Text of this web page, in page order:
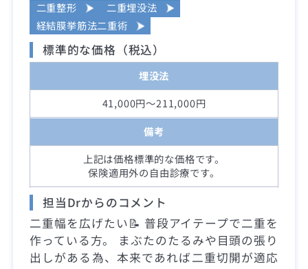
二重整形
二重埋没法
経結膜挙筋法二重術
標準的な価格（税込）
埋没法
41,000円～211,000円
備考
上記は価格標準的な価格です。
保険適用外の自由診療です。
担当Drからのコメント
二重幅を広げたい📝 普段アイテープで二重を
作っている方。 まぶたのたるみや目頭の張り
出しがある為、本来であれば二重切開が適応